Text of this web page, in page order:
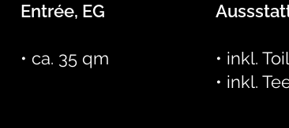
Entrée, EG
• ca. 35 qm
• inkl.
• inkl.